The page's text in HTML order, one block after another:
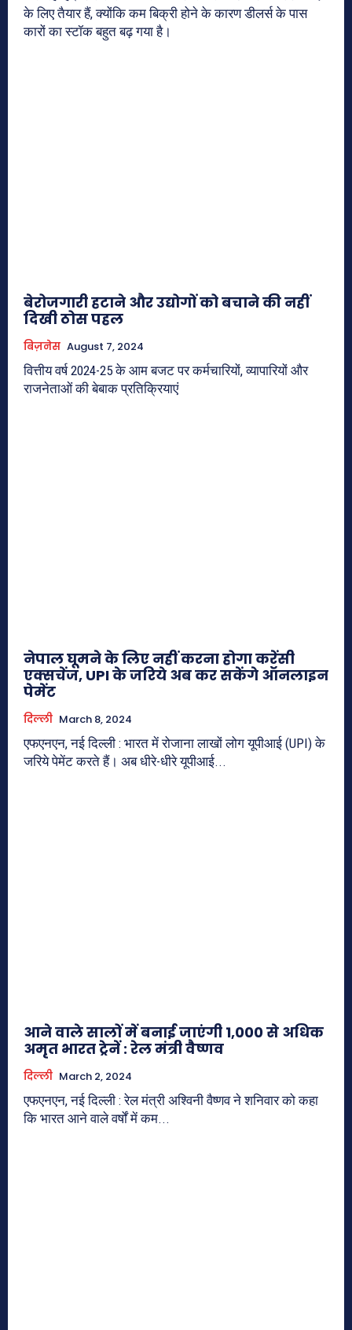
के लिए तैयार हैं, क्योंकि कम बिक्री होने के कारण डीलर्स के पास
कारों का स्टॉक बहुत बढ़ गया है।
बेरोजगारी हटाने और उद्योगों को बचाने की नहीं
दिखी ठोस पहल
बिज़नेस August 7, 2024
वित्तीय वर्ष 2024-25 के आम बजट पर कर्मचारियों, व्यापारियों और
राजनेताओं की बेबाक प्रतिक्रियाएं
नेपाल घूमने के लिए नहीं करना होगा करेंसी
एक्सचेंज, UPI के जरिये अब कर सकेंगे ऑनलाइन
पेमेंट
दिल्ली March 8, 2024
एफएनएन, नई दिल्ली : भारत में रोजाना लाखों लोग यूपीआई (UPI) के
जरिये पेमेंट करते हैं। अब धीरे-धीरे यूपीआई...
आने वाले सालों में बनाई जाएंगी 1,000 से अधिक
अमृत भारत ट्रेनें : रेल मंत्री वैष्णव
दिल्ली March 2, 2024
एफएनएन, नई दिल्ली : रेल मंत्री अश्विनी वैष्णव ने शनिवार को कहा
कि भारत आने वाले वर्षों में कम...